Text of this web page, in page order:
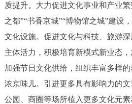
ITALIANO
质提升。大力促进文化事业和产业
之都”“书香京城”“博物馆之城”建设
文化设施。促进文化与科技、旅游
主体活力，积极培育新模式新业态，
加强节日文化供给，组织丰富多样
浓京味儿。引进更多具有影响力的
公园、商圈等场所植入更多文化元